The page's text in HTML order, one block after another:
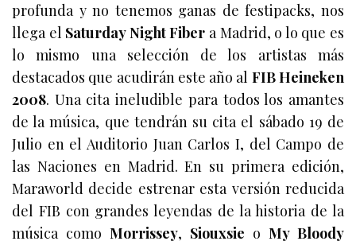
profunda y no tenemos ganas de festipacks, nos
llega el Saturday Night Fiber a Madrid, o lo que es
lo mismo una selección de los artistas más
destacados que acudirán este año al FIB Heineken
2008. Una cita ineludible para todos los amantes
de la música, que tendrán su cita el sábado 19 de
Julio en el Auditorio Juan Carlos I, del Campo de
las Naciones en Madrid. En su primera edición,
Maraworld decide estrenar esta versión reducida
del FIB con grandes leyendas de la historia de la
música como Morrissey, Siouxsie o My Bloody